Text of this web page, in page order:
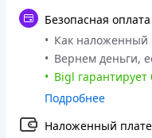
Безопасная оплата
Как наложенный
Вернем деньги,
Bigl гарантирует
Подробнее
Наложенный